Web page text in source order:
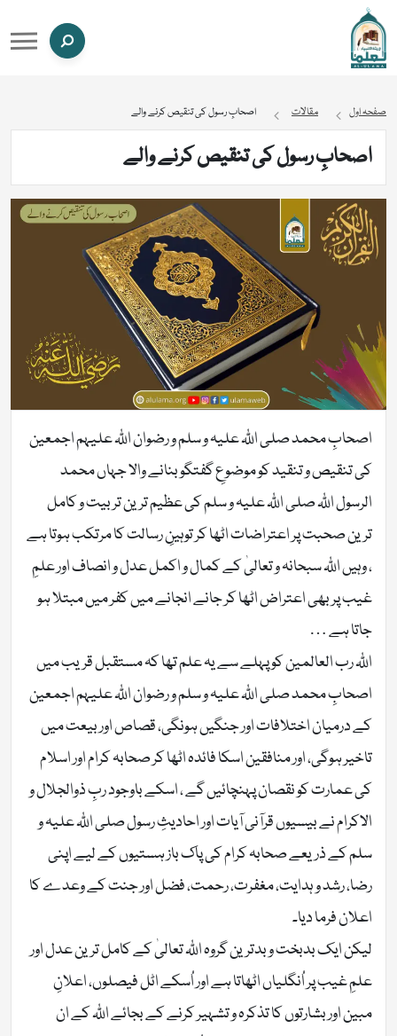
صفحہ اول مقالات اصحابِ رسول کی تنقیص کرنے والے
اصحابِ رسول کی تنقیص کرنے والے
اصحابِ محمد صلی اللّٰہ علیہ و سلم و رضوان اللّٰہ علیہم اجمعین
کی تنقیص و تنقید کو موضوعِ گفتگو بنانے والا جہاں محمد
الرسول اللّٰہ صلی اللّٰہ علیہ و سلم کی عظیم ترین تربیت و کامل
ترین صحبت پر اعتراضات اٹھا کر توہینِ رسالت کا مرتکب ہوتا ہے
، وہیں اللّٰہ سبحانہ و تعالیٰ کے کمال و اکمل عدل و انصاف اور علمِ
غیب پر بھی اعتراض اٹھا کر جانے انجانے میں کفر میں مبتلا ہو
جاتا ہے …
اللّٰہ رب العالمین کو پہلے سے یہ علم تھا کہ مستقبل قریب میں
اصحابِ محمد صلی اللّٰہ علیہ و سلم و رضوان اللّٰہ علیہم اجمعین
کے درمیان اختلافات اور جنگیں ہونگی، قصاص اور بیعت میں
تاخیر ہوگی، اور منافقین اسکا فائدہ اٹھا کر صحابہ کرام اور اسلام
کی عمارت کو نقصان پہنچائیں گے ، اسکے باوجود ربِ ذوالجلال و
الاکرام نے بیسیوں قرآنی آیات اور احادیثِ رسول صلی اللّٰہ علیہ و
سلم کے ذریعے صحابہ کرام کی پاک باز ہستیوں کے لیے اپنی
رضا، رشد و ہدایت، مغفرت، رحمت، فضل اور جنت کے وعدے کا
اعلان فرما دیا۔
لیکن ایک بدبخت و بدترین گروہ اللّٰہ تعالیٰ کے کامل ترین عدل اور
علمِ غیب پر اُنگلیاں اٹھاتا ہے اور اُسکے اٹل فیصلوں، اعلانِ
مبین اور بشارتوں کا تذکرہ و تشہیر کرنے کے بجائے اللّٰہ کے ان